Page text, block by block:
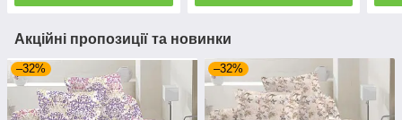
Акційні пропозиції та новинки
–32% –32%